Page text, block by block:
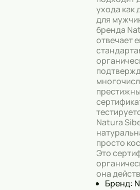
ухода как
для
бренда
отвечает
Natura
просто
Это
она
Бренд: